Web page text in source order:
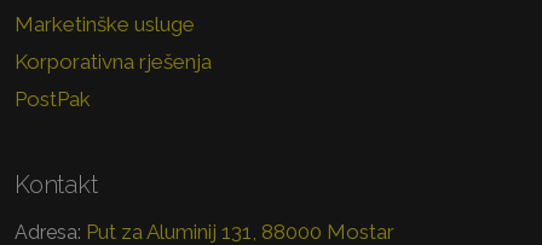
Marketinške usluge
Korporativna rješenja
PostPak
Kontakt
Adresa: Put za Aluminij 131, 88000 Mostar